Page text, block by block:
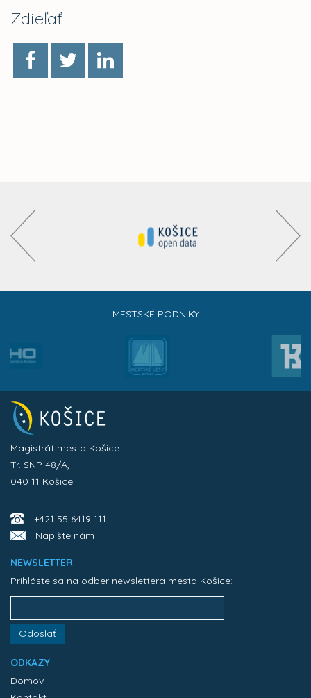
Zdieľať
MESTSKÉ PODNIKY
Magistrát mesta Košice
Tr. SNP 48/A,
040 11 Košice
+421 55 6419 111
Napíšte nám
NEWSLETTER
Prihláste sa na odber newslettera mesta Košice:
Odoslať
ODKAZY
Domov